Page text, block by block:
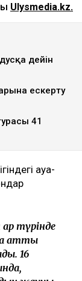
Ulysmedia.kz.
дейін
ескерту
41
ауа-
түрінде
қатты
16